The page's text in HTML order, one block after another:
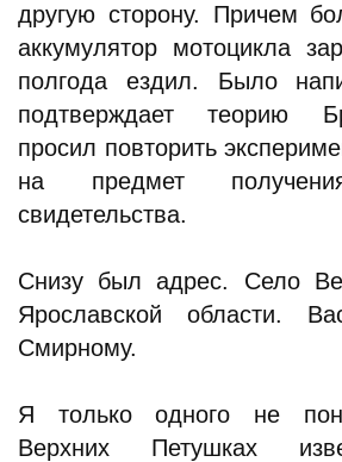
другую сторону. Причем
аккумулятор мотоцикла
полгода ездил. Было
подтверждает теорию
просил повторить
на предмет
свидетельства.
Снизу был адрес. Село
Ярославской области.
Смирному.
Я только одного не
Верхних Петушках